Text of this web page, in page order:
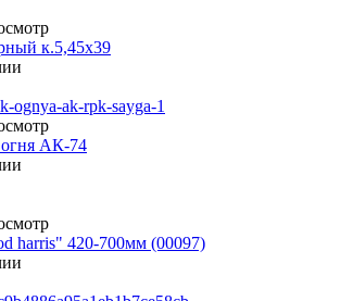
к.5,45х39
АК-74
harris" 420-700мм (00097)